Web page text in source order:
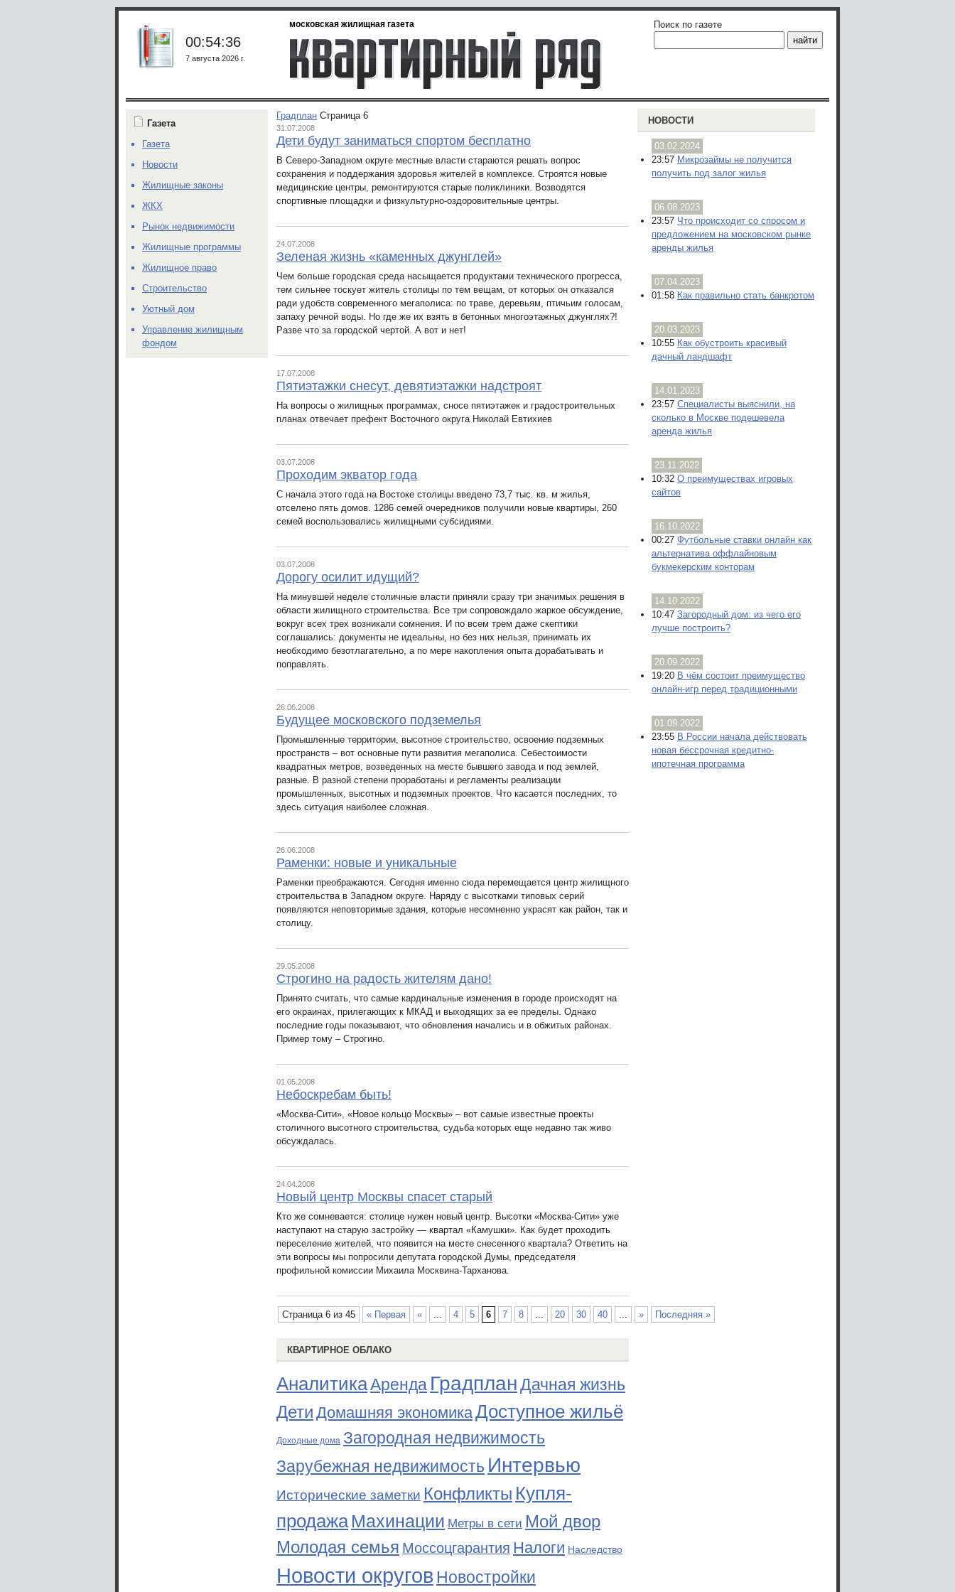
московская жилищная газета
00:54:36
7 августа 2026 г.
Поиск по газете
Градплан Страница 6
31.07.2008
Дети будут заниматься спортом бесплатно
В Северо-Западном округе местные власти стараются решать вопрос
сохранения и поддержания здоровья жителей в комплексе. Строятся новые
медицинские центры, ремонтируются старые поликлиники. Возводятся
спортивные площадки и физкультурно-оздоровительные центры.
24.07.2008
Зеленая жизнь «каменных джунглей»
Чем больше городская среда насыщается продуктами технического прогресса,
тем сильнее тоскует житель столицы по тем вещам, от которых он отказался
ради удобств современного мегаполиса: по траве, деревьям, птичьим голосам,
запаху речной воды. Но где же их взять в бетонных многоэтажных джунглях?!
Разве что за городской чертой. А вот и нет!
17.07.2008
Пятиэтажки снесут, девятиэтажки надстроят
На вопросы о жилищных программах, сносе пятиэтажек и градостроительных
планах отвечает префект Восточного округа Николай Евтихиев
03.07.2008
Проходим экватор года
С начала этого года на Востоке столицы введено 73,7 тыс. кв. м жилья,
отселено пять домов. 1286 семей очередников получили новые квартиры, 260
семей воспользовались жилищными субсидиями.
03.07.2008
Дорогу осилит идущий?
На минувшей неделе столичные власти приняли сразу три значимых решения в
области жилищного строительства. Все три сопровождало жаркое обсуждение,
вокруг всех трех возникали сомнения. И по всем трем даже скептики
соглашались: документы не идеальны, но без них нельзя, принимать их
необходимо безотлагательно, а по мере накопления опыта дорабатывать и
поправлять.
26.06.2008
Будущее московского подземелья
Промышленные территории, высотное строительство, освоение подземных
пространств – вот основные пути развития мегаполиса. Себестоимости
квадратных метров, возведенных на месте бывшего завода и под землей,
разные. В разной степени проработаны и регламенты реализации
промышленных, высотных и подземных проектов. Что касается последних, то
здесь ситуация наиболее сложная.
26.06.2008
Раменки: новые и уникальные
Раменки преображаются. Сегодня именно сюда перемещается центр жилищного
строительства в Западном округе. Наряду с высотками типовых серий
появляются неповторимые здания, которые несомненно украсят как район, так и
столицу.
29.05.2008
Строгино на радость жителям дано!
Принято считать, что самые кардинальные изменения в городе происходят на
его окраинах, прилегающих к МКАД и выходящих за ее пределы. Однако
последние годы показывают, что обновления начались и в обжитых районах.
Пример тому – Строгино.
01.05.2008
Небоскребам быть!
«Москва-Сити», «Новое кольцо Москвы» – вот самые известные проекты
столичного высотного строительства, судьба которых еще недавно так живо
обсуждалась.
24.04.2008
Новый центр Москвы спасет старый
Кто же сомневается: столице нужен новый центр. Высотки «Москва-Сити» уже
наступают на старую застройку — квартал «Камушки». Как будет проходить
переселение жителей, что появится на месте снесенного квартала? Ответить на
эти вопросы мы попросили депутата городской Думы, председателя
профильной комиссии Михаила Москвина-Тарханова.
Страница 6 из 45 « Первая « ... 4 5 6 7 8 ... 20 30 40 ... » Последняя »
КВАРТИРНОЕ ОБЛАКО
АналитикаАренда ГрадпланДачная жизнь
Дети Домашняя экономикаДоступное жильё
Доходные дома Загородная недвижимость
Зарубежная недвижимость Интервью
Исторические заметки Конфликты Купля-
продажа Махинации Метры в сети Мой двор
Молодая семья Моссоцгарантия Налоги Наследство
Новости округов Новостройки
НОВОСТИ
03.02.2024
23:57 Микрозаймы не получится
получить под залог жилья
06.08.2023
23:57 Что происходит со спросом и
предложением на московском рынке
аренды жилья
07.04.2023
01:58 Как правильно стать банкротом
20.03.2023
10:55 Как обустроить красивый
дачный ландшафт
14.01.2023
23:57 Специалисты выяснили, на
сколько в Москве подешевела
аренда жилья
23.11.2022
10:32 О преимуществах игровых
сайтов
16.10.2022
00:27 Футбольные ставки онлайн как
альтернатива оффлайновым
букмекерским конторам
14.10.2022
10:47 Загородный дом: из чего его
лучше построить?
20.09.2022
19:20 В чём состоит преимущество
онлайн-игр перед традиционными
01.09.2022
23:55 В России начала действовать
новая бессрочная кредитно-
ипотечная программа
Газета
Газета
Новости
Жилищные законы
ЖКХ
Рынок недвижимости
Жилищные программы
Жилищное право
Строительство
Уютный дом
Управление жилищным
фондом